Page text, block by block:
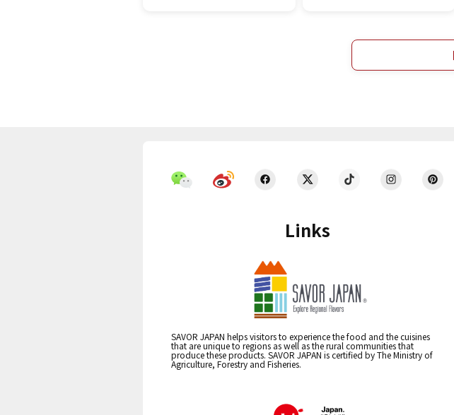
Links
SAVOR JAPAN helps visitors to experience the food and the cuisines
that are unique to regions as well as the rural communities that
produce these products. SAVOR JAPAN is certified by The Ministry of
Agriculture, Forestry and Fisheries.